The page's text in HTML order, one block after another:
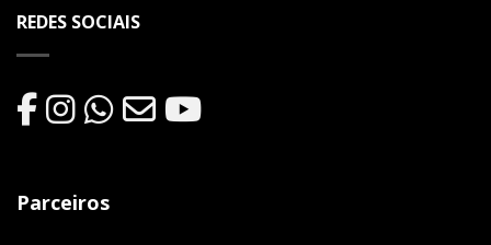
REDES SOCIAIS
Parceiros